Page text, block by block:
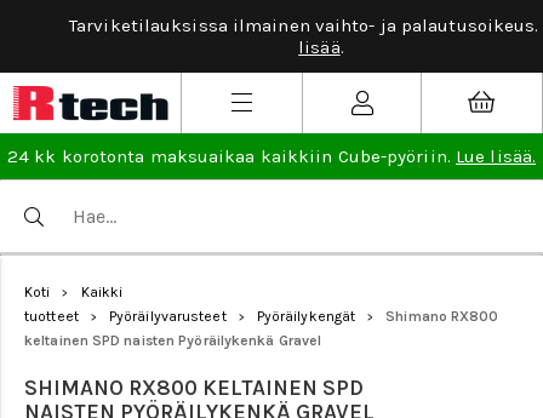
Tarviketilauksissa ilmainen vaihto- ja palautusoikeus.Lue
24 kk korotonta maksuaikaa kaikkiin Cube-pyöriin. Lue lisää.
Koti >
Kaikki
tuotteet
> Pyöräilyvarusteet > Pyöräilykengät >
Shimano RX800
keltainen SPD naisten Pyöräilykenkä Gravel
SHIMANO RX800 KELTAINEN SPD
NAISTEN PYÖRÄILYKENKÄ GRAVEL